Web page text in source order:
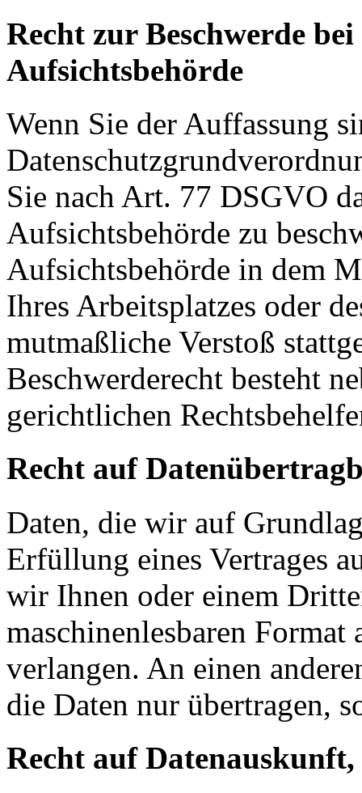
Recht zur Beschwerde
Aufsichtsbehörde
Wenn Sie der Auffassung
Sie nach Art. 77 DSGVO
Aufsichtsbehörde zu
Aufsichtsbehörde in dem
Ihres Arbeitsplatzes oder
mutmaßliche Verstoß
Beschwerderecht besteht
gerichtlichen
Recht auf
Daten, die wir auf
Erfüllung eines Vertrages
wir Ihnen oder einem
maschinenlesbaren Format
verlangen. An einen
die Daten nur übertragen,
Recht auf